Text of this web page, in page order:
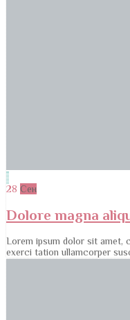
28 Сен
Dolore magna
Lorem ipsum dolor sit amet,
exerci tation ullamcorper